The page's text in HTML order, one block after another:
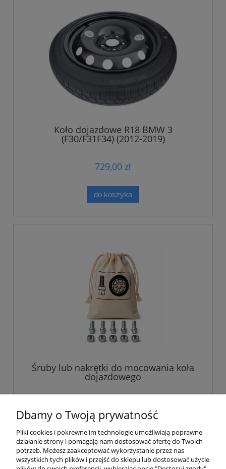
Koło dojazdowe R18 BMW 3
(F30/F31F34) (2012-2019)
729,00 zł
do koszyka
Śruby lub nakrętki do mocowania koła
dojazdowego
do koszyka
Dbamy o Twoją prywatność
Pliki cookies i pokrewne im technologie umożliwiają poprawne
działanie strony i pomagają nam dostosować ofertę do Twoich
potrzeb. Możesz zaakceptować wykorzystanie przez nas
wszystkich tych plików i przejść do sklepu lub dostosować użycie